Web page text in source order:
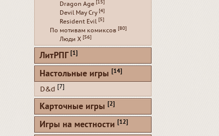
Dragon Age [15]
Devil May Cry [4]
Resident Evil [5]
По мотивам комиксов [80]
Люди Х [56]
ЛитРПГ [1]
Настольные игры [14]
D&d [7]
Карточные игры [2]
Игры на местности [12]